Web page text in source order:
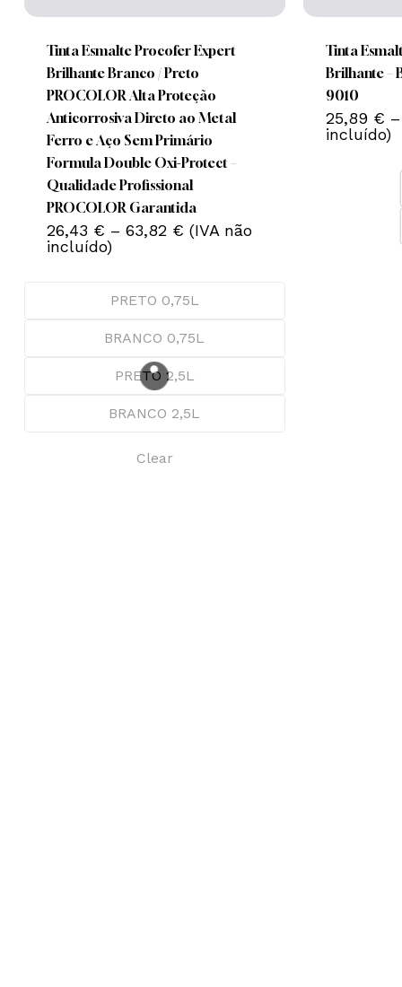
Nenhum produto no carrinho.
Go To Shop
multiple
variants.
The
options
may
be
chosen
on
the
product
Tinta Esmalte Procofer Expert
Brilhante Branco / Preto
PROCOLOR Alta Proteção
Anticorrosiva Direto ao Metal
Ferro e Aço Sem Primário
Formula Double Oxi-Protect –
Qualidade Profissional
PROCOLOR Garantida
26,43 € – 63,82 €Price
range:
63,82 €
(IVA não
incluído)
PRETO 0,75L
BRANCO 0,75L
PRETO 2,5L
BRANCO 2,5L
Clear
multiple
variants.
The
options
may
Tinta
Brilhante –
9010
25,89 € –
incluído)